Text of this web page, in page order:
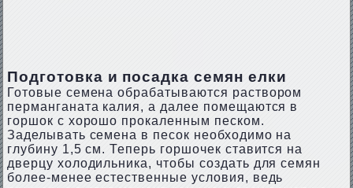
Подготовка и посадка семян елки
Готовые семена обрабатываются раствором
перманганата калия, а далее помещаются в
горшок с хорошо прокаленным песком.
Заделывать семена в песок необходимо на
глубину 1,5 см. Теперь горшочек ставится на
дверцу холодильника, чтобы создать для семян
более-менее естественные условия, ведь